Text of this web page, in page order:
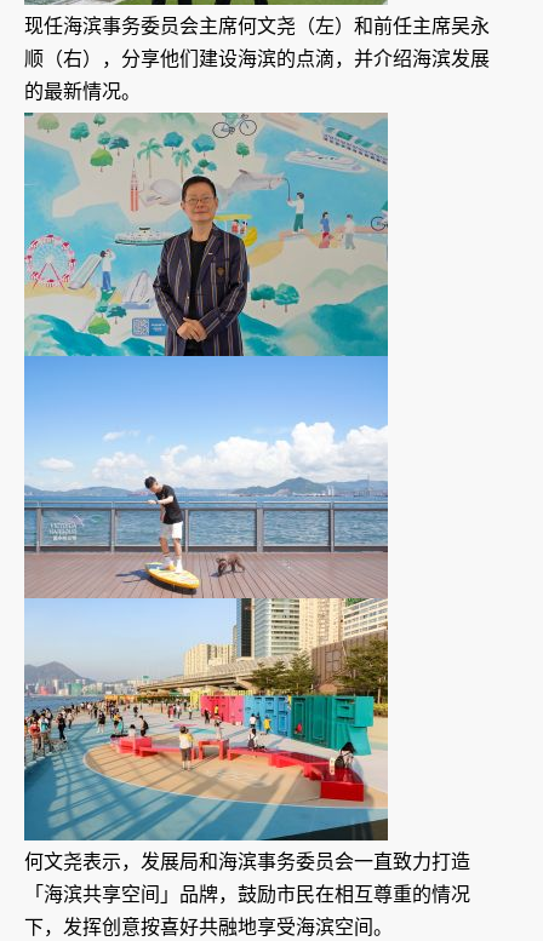
现任海滨事务委员会主席何文尧（左）和前任主席吴永
顺（右），分享他们建设海滨的点滴，并介绍海滨发展
的最新情况。
何文尧表示，发展局和海滨事务委员会一直致力打造
「海滨共享空间」品牌，鼓励市民在相互尊重的情况
下，发挥创意按喜好共融地享受海滨空间。